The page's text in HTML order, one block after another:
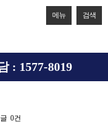
메뉴 검색
: 1577-8019
0건